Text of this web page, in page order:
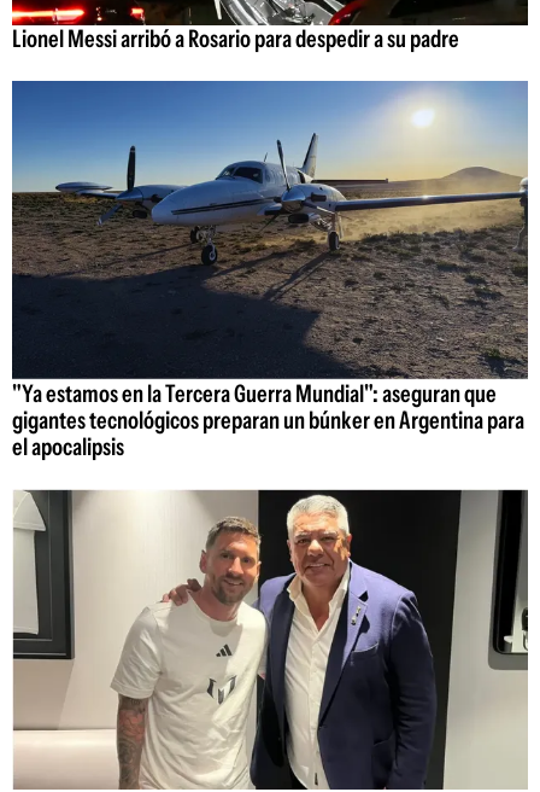
Lionel Messi arribó a Rosario para despedir a su padre
"Ya estamos en la Tercera Guerra Mundial": aseguran que
gigantes tecnológicos preparan un búnker en Argentina para
el apocalipsis